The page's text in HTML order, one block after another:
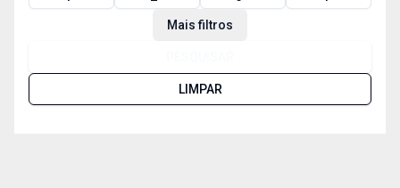
Mais filtros
LIMPAR